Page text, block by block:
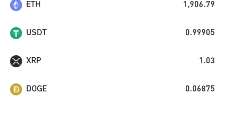
ETH 1,906.79
USDT 0.99905
XRP 1.03
DOGE 0.06875